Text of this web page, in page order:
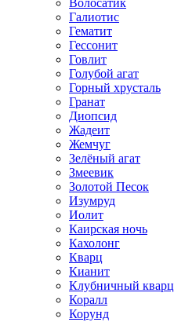
Волосатик
Галиотис
Гематит
Гессонит
Говлит
Голубой агат
Горный хрусталь
Гранат
Диопсид
Жадеит
Жемчуг
Зелёный агат
Змеевик
Золотой Песок
Изумруд
Иолит
Каирская ночь
Кахолонг
Кварц
Кианит
Клубничный кварц
Коралл
Корунд